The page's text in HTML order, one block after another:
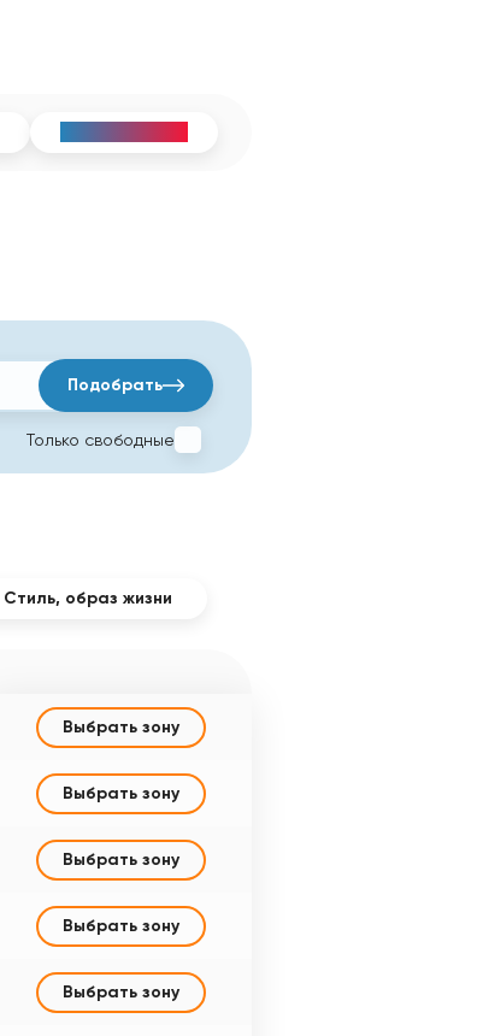
Подобрать
Только свободные
Стиль, образ жизни
Выбрать зону
Выбрать зону
Выбрать зону
Выбрать зону
Выбрать зону